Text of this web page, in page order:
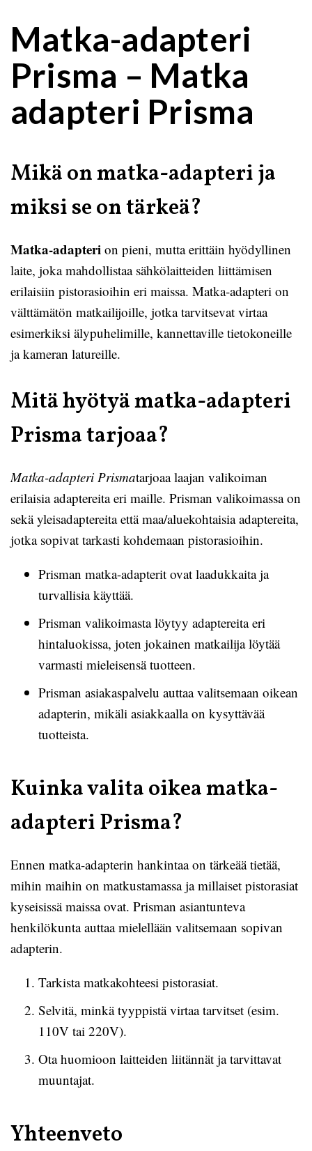
Matka-adapteri
Prisma – Matka
adapteri Prisma
Mikä on matka-adapteri ja
miksi se on tärkeä?
Matka-adapteri on pieni, mutta erittäin hyödyllinen
laite, joka mahdollistaa sähkölaitteiden liittämisen
erilaisiin pistorasioihin eri maissa. Matka-adapteri on
välttämätön matkailijoille, jotka tarvitsevat virtaa
esimerkiksi älypuhelimille, kannettaville tietokoneille
ja kameran latureille.
Mitä hyötyä matka-adapteri
Prisma tarjoaa?
Matka-adapteri Prismatarjoaa laajan valikoiman
erilaisia adaptereita eri maille. Prisman valikoimassa on
sekä yleisadaptereita että maa/aluekohtaisia adaptereita,
jotka sopivat tarkasti kohdemaan pistorasioihin.
Prisman matka-adapterit ovat laadukkaita ja
turvallisia käyttää.
Prisman valikoimasta löytyy adaptereita eri
hintaluokissa, joten jokainen matkailija löytää
varmasti mieleisensä tuotteen.
Prisman asiakaspalvelu auttaa valitsemaan oikean
adapterin, mikäli asiakkaalla on kysyttävää
tuotteista.
Kuinka valita oikea matka-
adapteri Prisma?
Ennen matka-adapterin hankintaa on tärkeää tietää,
mihin maihin on matkustamassa ja millaiset pistorasiat
kyseisissä maissa ovat. Prisman asiantunteva
henkilökunta auttaa mielellään valitsemaan sopivan
adapterin.
Tarkista matkakohteesi pistorasiat.
Selvitä, minkä tyyppistä virtaa tarvitset (esim.
110V tai 220V).
Ota huomioon laitteiden liitännät ja tarvittavat
muuntajat.
Yhteenveto